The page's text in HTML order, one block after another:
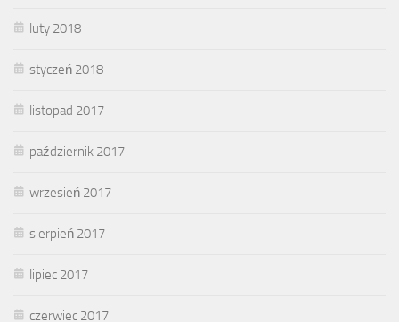
luty 2018
styczeń 2018
listopad 2017
październik 2017
wrzesień 2017
sierpień 2017
lipiec 2017
czerwiec 2017